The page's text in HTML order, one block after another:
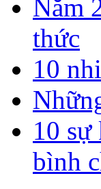
Năm
thức
10
10
bình